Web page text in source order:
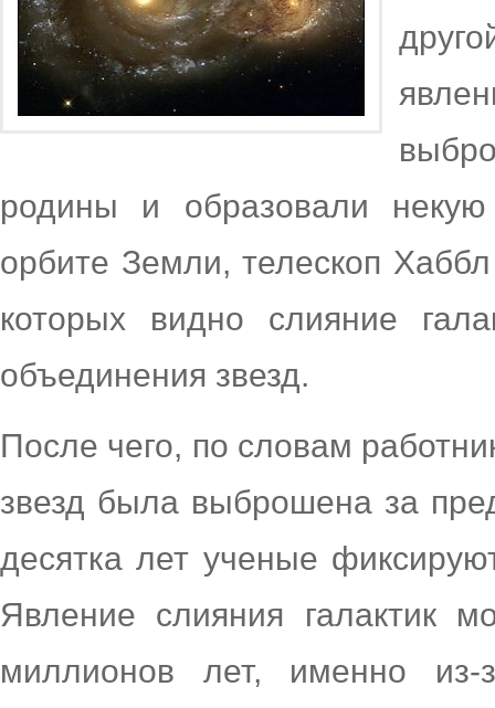
родины и образовали
орбите Земли, телескоп
которых видно слияние
объединения звезд.
После чего, по словам
звезд была выброшена за
десятка лет ученые
Явление слияния галактик
миллионов лет, именно из-